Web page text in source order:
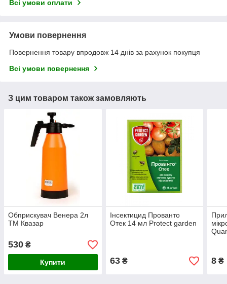
Всі умови оплати
Умови повернення
Повернення товару впродовж 14 днів за рахунок покупця
Всі умови повернення
З цим товаром також замовляють
Обприскувач Венера 2л
ТМ Квазар
530 ₴
Купити
Інсектицид Прованто
Отек 14 мл Protect garden
63₴ 8 ₴